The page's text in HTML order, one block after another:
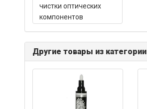
чистки оптических
компонентов
Другие товары из категории